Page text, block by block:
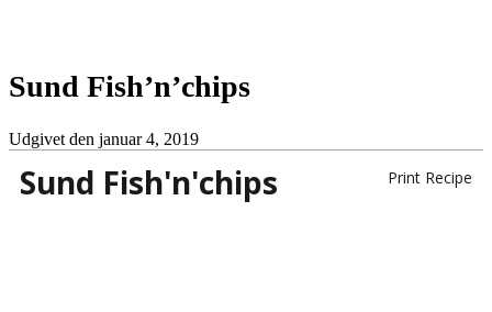
Sund Fish’n’chips
Udgivet den januar 4, 2019
Print Recipe
Sund Fish'n'chips